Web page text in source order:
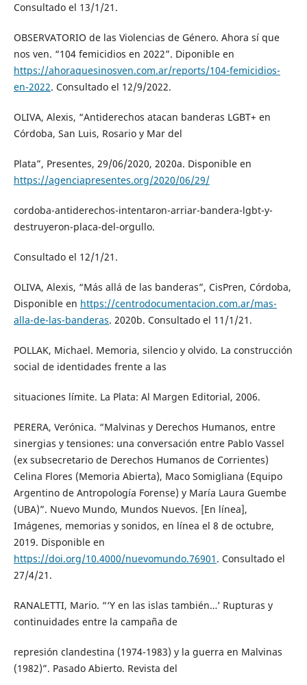
Consultado el 13/1/21.
OBSERVATORIO de las Violencias de Género. Ahora sí que
nos ven. “104 femicidios en 2022”. Diponible en
https://ahoraquesinosven.com.ar/reports/104-femicidios-
en-2022. Consultado el 12/9/2022.
OLIVA, Alexis, “Antiderechos atacan banderas LGBT+ en
Córdoba, San Luis, Rosario y Mar del
Plata”, Presentes, 29/06/2020, 2020a. Disponible en
https://agenciapresentes.org/2020/06/29/
cordoba-antiderechos-intentaron-arriar-bandera-lgbt-y-
destruyeron-placa-del-orgullo.
Consultado el 12/1/21.
OLIVA, Alexis, “Más allá de las banderas”, CisPren, Córdoba,
Disponible en https://centrodocumentacion.com.ar/mas-
alla-de-las-banderas. 2020b. Consultado el 11/1/21.
POLLAK, Michael. Memoria, silencio y olvido. La construcción
social de identidades frente a las
situaciones límite. La Plata: Al Margen Editorial, 2006.
PERERA, Verónica. “Malvinas y Derechos Humanos, entre
sinergias y tensiones: una conversación entre Pablo Vassel
(ex subsecretario de Derechos Humanos de Corrientes)
Celina Flores (Memoria Abierta), Maco Somigliana (Equipo
Argentino de Antropología Forense) y María Laura Guembe
(UBA)”. Nuevo Mundo, Mundos Nuevos. [En línea],
Imágenes, memorias y sonidos, en línea el 8 de octubre,
2019. Disponible en
https://doi.org/10.4000/nuevomundo.76901 . Consultado el
27/4/21.
RANALETTI, Mario. “‘Y en las islas también…’ Rupturas y
continuidades entre la campaña de
represión clandestina (1974-1983) y la guerra en Malvinas
(1982)”. Pasado Abierto. Revista del